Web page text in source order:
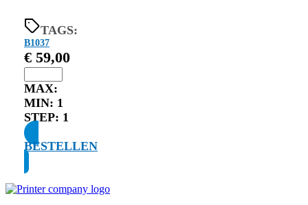
TAGS:
B1037
€ 59,00
MAX:
MIN: 1
STEP: 1
BESTELLEN